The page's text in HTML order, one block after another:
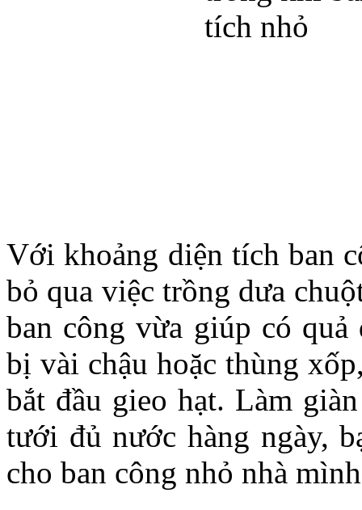
Với khoảng diện tích ban
bỏ qua việc trồng dưa
ban công vừa giúp có quả
bị vài chậu hoặc thùng
bắt đầu gieo hạt. Làm
tưới đủ nước hàng ngày,
cho ban công nhỏ nhà